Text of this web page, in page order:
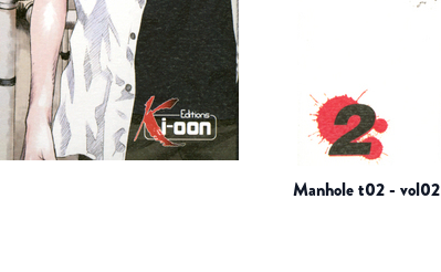
manhole t02 - vol02